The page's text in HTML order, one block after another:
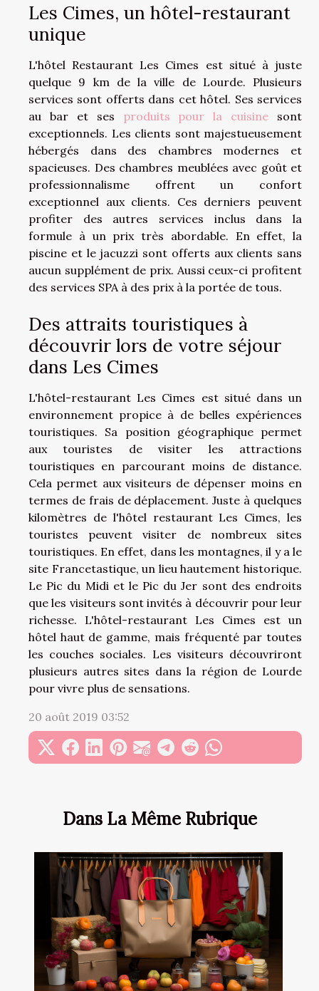
Dans La Même Rubrique
Les Cimes, un hôtel-restaurant
unique
L'hôtel Restaurant Les Cimes est situé à juste
quelque 9 km de la ville de Lourde. Plusieurs
services sont offerts dans cet hôtel. Ses services
au bar et ses produits pour la cuisine sont
exceptionnels. Les clients sont majestueusement
hébergés dans des chambres modernes et
spacieuses. Des chambres meublées avec goût et
professionnalisme offrent un confort
exceptionnel aux clients. Ces derniers peuvent
profiter des autres services inclus dans la
formule à un prix très abordable. En effet, la
piscine et le jacuzzi sont offerts aux clients sans
aucun supplément de prix. Aussi ceux-ci profitent
des services SPA à des prix à la portée de tous.
Des attraits touristiques à
découvrir lors de votre séjour
dans Les Cimes
L'hôtel-restaurant Les Cimes est situé dans un
environnement propice à de belles expériences
touristiques. Sa position géographique permet
aux touristes de visiter les attractions
touristiques en parcourant moins de distance.
Cela permet aux visiteurs de dépenser moins en
termes de frais de déplacement. Juste à quelques
kilomètres de l'hôtel restaurant Les Cimes, les
touristes peuvent visiter de nombreux sites
touristiques. En effet, dans les montagnes, il y a le
site Francetastique, un lieu hautement historique.
Le Pic du Midi et le Pic du Jer sont des endroits
que les visiteurs sont invités à découvrir pour leur
richesse. L'hôtel-restaurant Les Cimes est un
hôtel haut de gamme, mais fréquenté par toutes
les couches sociales. Les visiteurs découvriront
plusieurs autres sites dans la région de Lourde
pour vivre plus de sensations.
20 août 2019 03:52